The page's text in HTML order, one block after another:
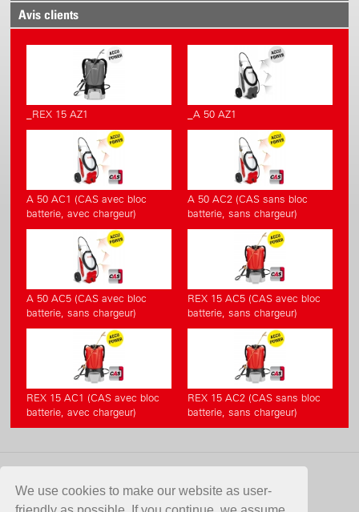
We use cookies to make our website as user-
Avis clients
_REX 15 AZ1 _A 50 AZ1
A 50 AC1 (CAS avec bloc
batterie, avec chargeur)
A 50 AC2 (CAS sans bloc
batterie, sans chargeur)
A 50 AC5 (CAS avec bloc
batterie, sans chargeur)
REX 15 AC5 (CAS avec bloc
batterie, sans chargeur)
REX 15 AC1 (CAS avec bloc
batterie, avec chargeur)
REX 15 AC2 (CAS sans bloc
batterie, sans chargeur)
CONTACT